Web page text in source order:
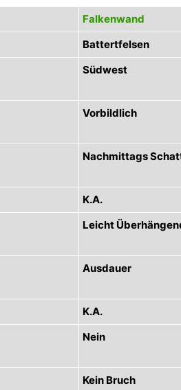
Falkenwand
Battertfelsen
Südwest
Vorbildlich
Nachmittags
K.A.
Leicht
Ausdauer
K.A.
Nein
Kein Bruch